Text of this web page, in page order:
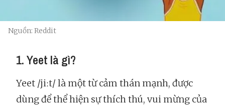
Nguồn: Reddit
1. Yeet là gì?
Yeet /jiːt/ là một từ cảm thán mạnh, được
dùng để thể hiện sự thích thú, vui mừng của